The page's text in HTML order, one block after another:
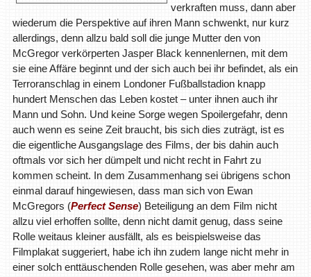
verkraften muss, dann aber
wiederum die Perspektive auf ihren Mann schwenkt, nur kurz
allerdings, denn allzu bald soll die junge Mutter den von
McGregor verkörperten Jasper Black kennenlernen, mit dem
sie eine Affäre beginnt und der sich auch bei ihr befindet, als ein
Terroranschlag in einem Londoner Fußballstadion knapp
hundert Menschen das Leben kostet – unter ihnen auch ihr
Mann und Sohn. Und keine Sorge wegen Spoilergefahr, denn
auch wenn es seine Zeit braucht, bis sich dies zuträgt, ist es
die eigentliche Ausgangslage des Films, der bis dahin auch
oftmals vor sich her dümpelt und nicht recht in Fahrt zu
kommen scheint. In dem Zusammenhang sei übrigens schon
einmal darauf hingewiesen, dass man sich von Ewan
McGregors (Perfect Sense) Beteiligung an dem Film nicht
allzu viel erhoffen sollte, denn nicht damit genug, dass seine
Rolle weitaus kleiner ausfällt, als es beispielsweise das
Filmplakat suggeriert, habe ich ihn zudem lange nicht mehr in
einer solch enttäuschenden Rolle gesehen, was aber mehr am